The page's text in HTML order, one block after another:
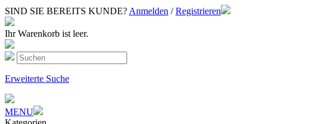
SIND SIE BEREITS KUNDE? Anmelden / Registrieren
Ihr Warenkorb ist leer.
Erweiterte Suche
MENU